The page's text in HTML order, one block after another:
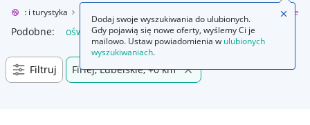
Sport i turystyka Oświetlenie rowerowe
Podobne: oświetlenie rowerowe oświetlenie rowerowe led
Filtruj Firlej, Lubelskie, +0 km
Dodaj swoje wyszukiwania do ulubionych.
Gdy pojawią się nowe oferty, wyślemy Ci je
mailowo. Ustaw powiadomienia w ulubionych
wyszukiwaniach.